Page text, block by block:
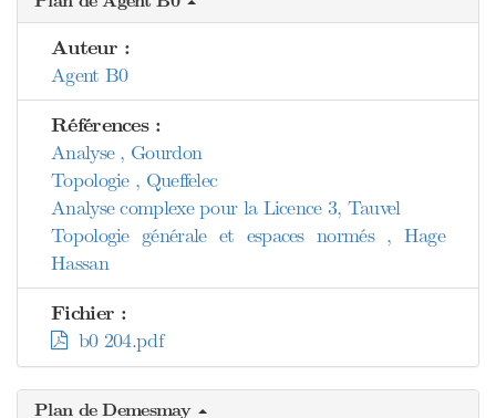
Auteur :
Agent B0
Références :
Analyse , Gourdon
Topologie , Queffelec
Analyse complexe pour la Licence 3, Tauvel
Topologie générale et espaces normés , Hage
Hassan
Fichier :
b0 204.pdf
Plan de Demesmay